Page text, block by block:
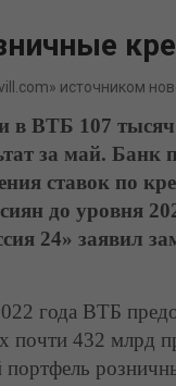
источником
в ВТБ 107
за май. Банк
ставок по
до уровня
24» заявил
года ВТБ
почти 432 млрд